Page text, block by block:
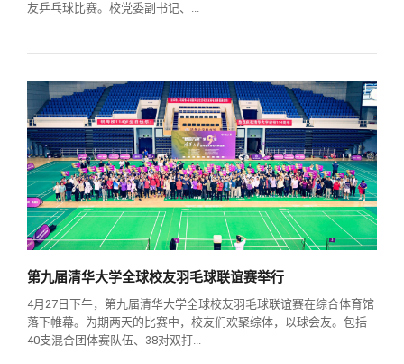
友乒乓球比赛。校党委副书记、...
第九届清华大学全球校友羽毛球联谊赛举行
4月27日下午，第九届清华大学全球校友羽毛球联谊赛在综合体育馆
落下帷幕。为期两天的比赛中，校友们欢聚综体，以球会友。包括
40支混合团体赛队伍、38对双打...